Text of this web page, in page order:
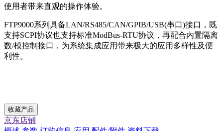
使用者带来直观的操作体验。
FTP9000系列具备LAN/RS485/CAN/GPIB/USB(串口)接口，既
支持SCPI协议也支持标准ModBus-RTU协议，再配合内置隔离
数/模控制接口，为系统集成应用带来极大的应用多样性及便
利性。
收藏产品
京东店铺